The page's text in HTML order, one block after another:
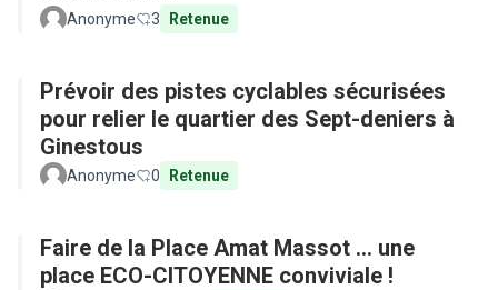
Anonyme 3 Retenue
Prévoir des pistes cyclables sécurisées
pour relier le quartier des Sept-deniers à
Ginestous
Anonyme 0 Retenue
Faire de la Place Amat Massot ... une
place ECO-CITOYENNE conviviale !